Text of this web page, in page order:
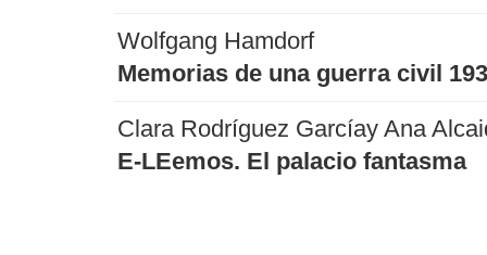
Wolfgang Hamdorf
Memorias de una guerra civil
Clara Rodríguez Garcíay Ana
E-LEemos. El palacio fantasma